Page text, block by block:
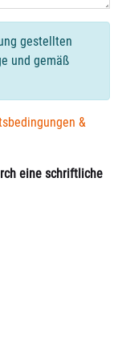
gestellten
und gemäß
&
eine schriftliche